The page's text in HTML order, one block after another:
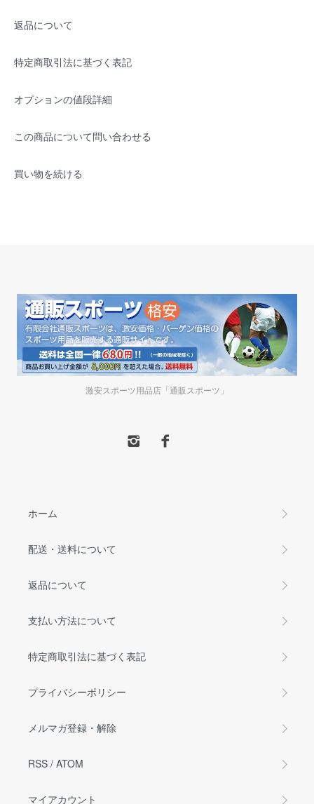
返品について
特定商取引法に基づく表記
オプションの値段詳細
この商品について問い合わせる
買い物を続ける
激安スポーツ用品店「通販スポーツ」
ホーム
配送・送料について
返品について
支払い方法について
特定商取引法に基づく表記
プライバシーポリシー
メルマガ登録・解除
RSS / ATOM
マイアカウント